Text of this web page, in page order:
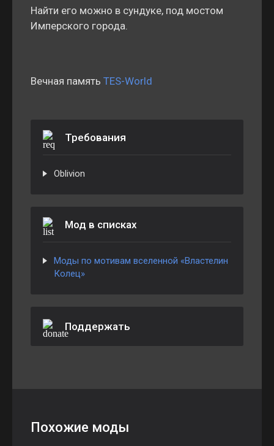
Найти его можно в сундуке, под мостом
Имперского города.
Вечная память TES-World
Требования
Oblivion
Мод в списках
Моды по мотивам вселенной «Властелин
Колец»
Поддержать
Похожие моды